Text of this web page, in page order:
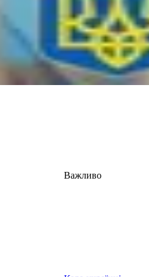
Важливо